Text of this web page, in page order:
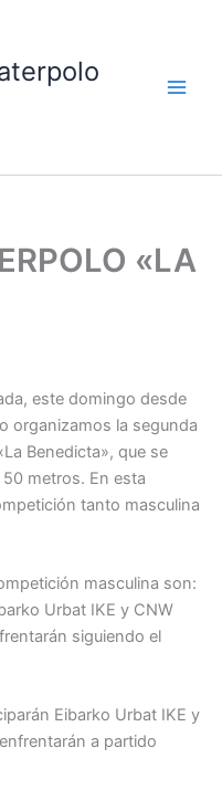
«LA
este domingo desde
organizamos la segunda
Benedicta», que se
metros. En esta
tanto masculina
masculina son:
Urbat IKE y CNW
siguiendo el
Eibarko Urbat IKE y
a partido